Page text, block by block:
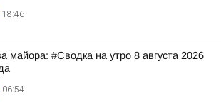
18:46
майора: #Сводка на утро 8 августа 2026
06:54